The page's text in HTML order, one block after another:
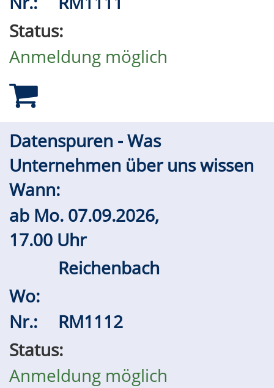
Status:
Anmeldung möglich
Datenspuren - Was
Unternehmen über uns wissen
Wann:
ab Mo. 07.09.2026,
17.00 Uhr
Reichenbach
Wo:
Nr.:
RM1112
Status:
Anmeldung möglich